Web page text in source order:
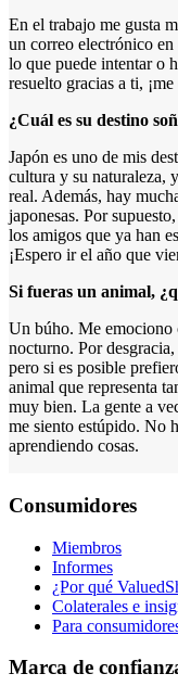
En el trabajo me gusta
un correo electrónico
lo que puede intentar o
resuelto gracias a ti,
¿Cuál es su destino
Japón es uno de mis
cultura y su naturaleza,
real. Además, hay
japonesas. Por
los amigos que ya han
¡Espero ir el año que
Si fueras un animal,
Un búho. Me emociono
nocturno. Por
pero si es posible
animal que representa
muy bien. La gente a
me siento estúpido. No
aprendiendo cosas.
Consumidores
Miembros
Informes
¿Por qué
Colaterales e
Para
Marca de